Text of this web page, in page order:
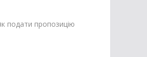
подати пропозицію